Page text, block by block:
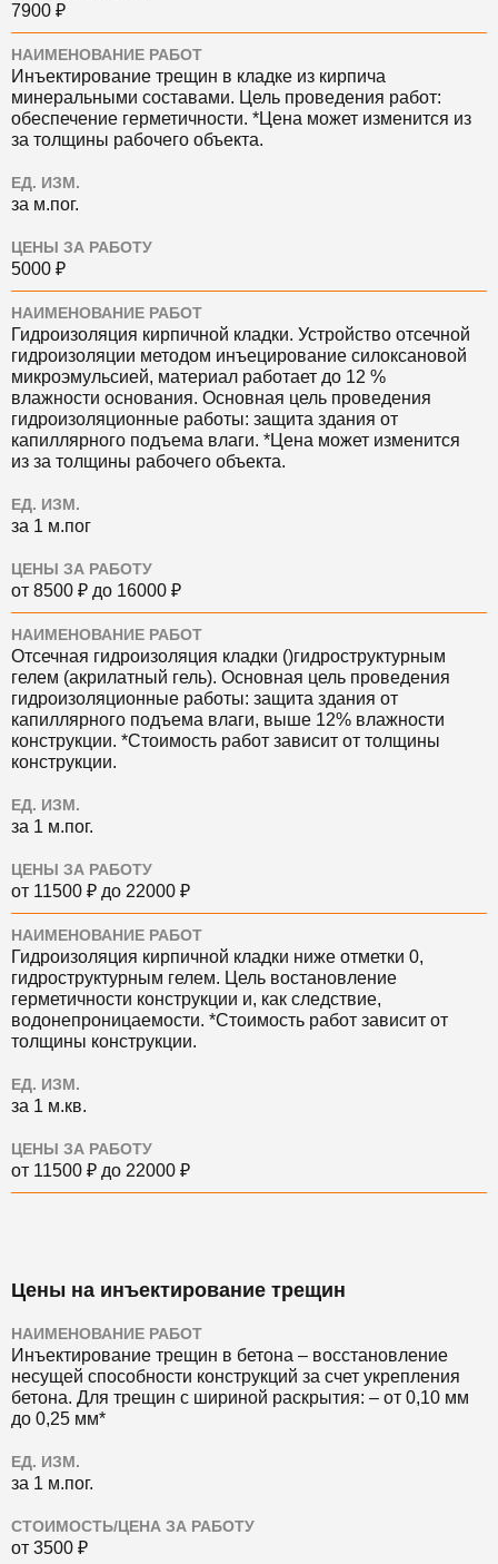
7900 ₽
НАИМЕНОВАНИЕ РАБОТ
Инъектирование трещин в кладке из кирпича
минеральными составами. Цель проведения работ:
обеспечение герметичности. *Цена может изменится из
за толщины рабочего объекта.
ЕД. ИЗМ.
за м.пог.
ЦЕНЫ ЗА РАБОТУ
5000 ₽
НАИМЕНОВАНИЕ РАБОТ
Гидроизоляция кирпичной кладки. Устройство отсечной
гидроизоляции методом инъецирование силоксановой
микроэмульсией, материал работает до 12 %
влажности основания. Основная цель проведения
гидроизоляционные работы: защита здания от
капиллярного подъема влаги. *Цена может изменится
из за толщины рабочего объекта.
ЕД. ИЗМ.
за 1 м.пог
ЦЕНЫ ЗА РАБОТУ
от 8500 ₽ до 16000 ₽
НАИМЕНОВАНИЕ РАБОТ
Отсечная гидроизоляция кладки ()гидроструктурным
гелем (акрилатный гель). Основная цель проведения
гидроизоляционные работы: защита здания от
капиллярного подъема влаги, выше 12% влажности
конструкции. *Стоимость работ зависит от толщины
конструкции.
ЕД. ИЗМ.
за 1 м.пог.
ЦЕНЫ ЗА РАБОТУ
от 11500 ₽ до 22000 ₽
НАИМЕНОВАНИЕ РАБОТ
Гидроизоляция кирпичной кладки ниже отметки 0,
гидроструктурным гелем. Цель востановление
герметичности конструкции и, как следствие,
водонепроницаемости. *Стоимость работ зависит от
толщины конструкции.
ЕД. ИЗМ.
за 1 м.кв.
ЦЕНЫ ЗА РАБОТУ
от 11500 ₽ до 22000 ₽
Цены на инъектирование трещин
НАИМЕНОВАНИЕ РАБОТ
Инъектирование трещин в бетона ‒ восстановление
несущей способности конструкций за счет укрепления
бетона. Для трещин с шириной раскрытия: ‒ от 0,10 мм
до 0,25 мм*
ЕД. ИЗМ.
за 1 м.пог.
СТОИМОСТЬ/ЦЕНА ЗА РАБОТУ
от 3500 ₽